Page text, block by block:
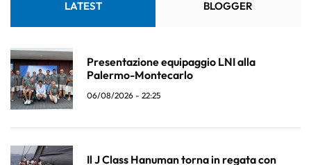
LATEST BLOGGER
Presentazione equipaggio LNI alla
Palermo-Montecarlo
06/08/2026 - 22:25
Il J Class Hanuman torna in regata con